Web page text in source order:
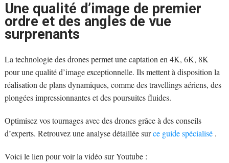
Une qualité d’image de premier
ordre et des angles de vue
surprenants
La technologie des drones permet une captation en 4K, 6K, 8K
pour une qualité d’image exceptionnelle. Ils mettent à disposition la
réalisation de plans dynamiques, comme des travellings aériens, des
plongées impressionnantes et des poursuites fluides.
Optimisez vos tournages avec des drones grâce à des conseils
d’experts. Retrouvez une analyse détaillée surce guide spécialisé .
Voici le lien pour voir la vidéo sur Youtube :